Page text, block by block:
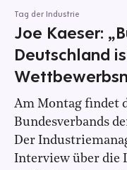
Tag der Industrie
Joe Kaeser:
Deutschland
Am Montag findet
Bundesverbands
Der
Interview über die